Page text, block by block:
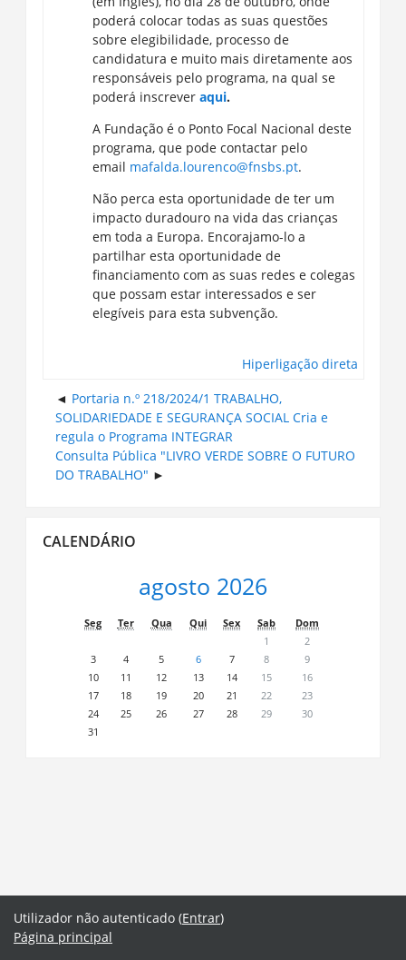
poderá colocar todas as suas questões
sobre elegibilidade, processo de
candidatura e muito mais diretamente aos
responsáveis pelo programa, na qual se
poderá inscrever aqui.
A Fundação é o Ponto Focal Nacional deste
programa, que pode contactar pelo
email mafalda.lourenco@fnsbs.pt.
Não perca esta oportunidade de ter um
impacto duradouro na vida das crianças
em toda a Europa. Encorajamo-lo a
partilhar esta oportunidade de
financiamento com as suas redes e colegas
que possam estar interessados e ser
elegíveis para esta subvenção.
Hiperligação direta
Portaria n.º 218/2024/1 TRABALHO,
SOLIDARIEDADE E SEGURANÇA SOCIAL Cria e
regula o Programa INTEGRAR
Consulta Pública "LIVRO VERDE SOBRE O FUTURO
DO TRABALHO"
Calendário
CALENDÁRIO
agosto 2026
Seg Ter Qua Qui Sex Sab
Dom
1
2
3
4 5 6 7 8
9
10
11 12 13 14 15
16
17
18 19 20 21 22
23
24
25 26 27 28 29
30
31
Utilizador não autenticado (Entrar)
Página principal